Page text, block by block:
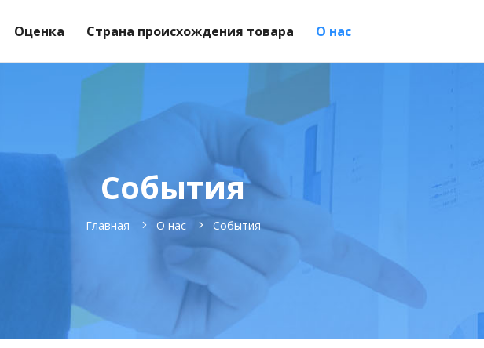
Оценка Страна происхождения товара О нас
События
Главная О нас События